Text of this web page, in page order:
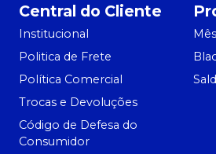
Central do Cliente
Institucional
Politica de Frete
Política Comercial
Trocas e Devoluções
Código de Defesa do
Consumidor